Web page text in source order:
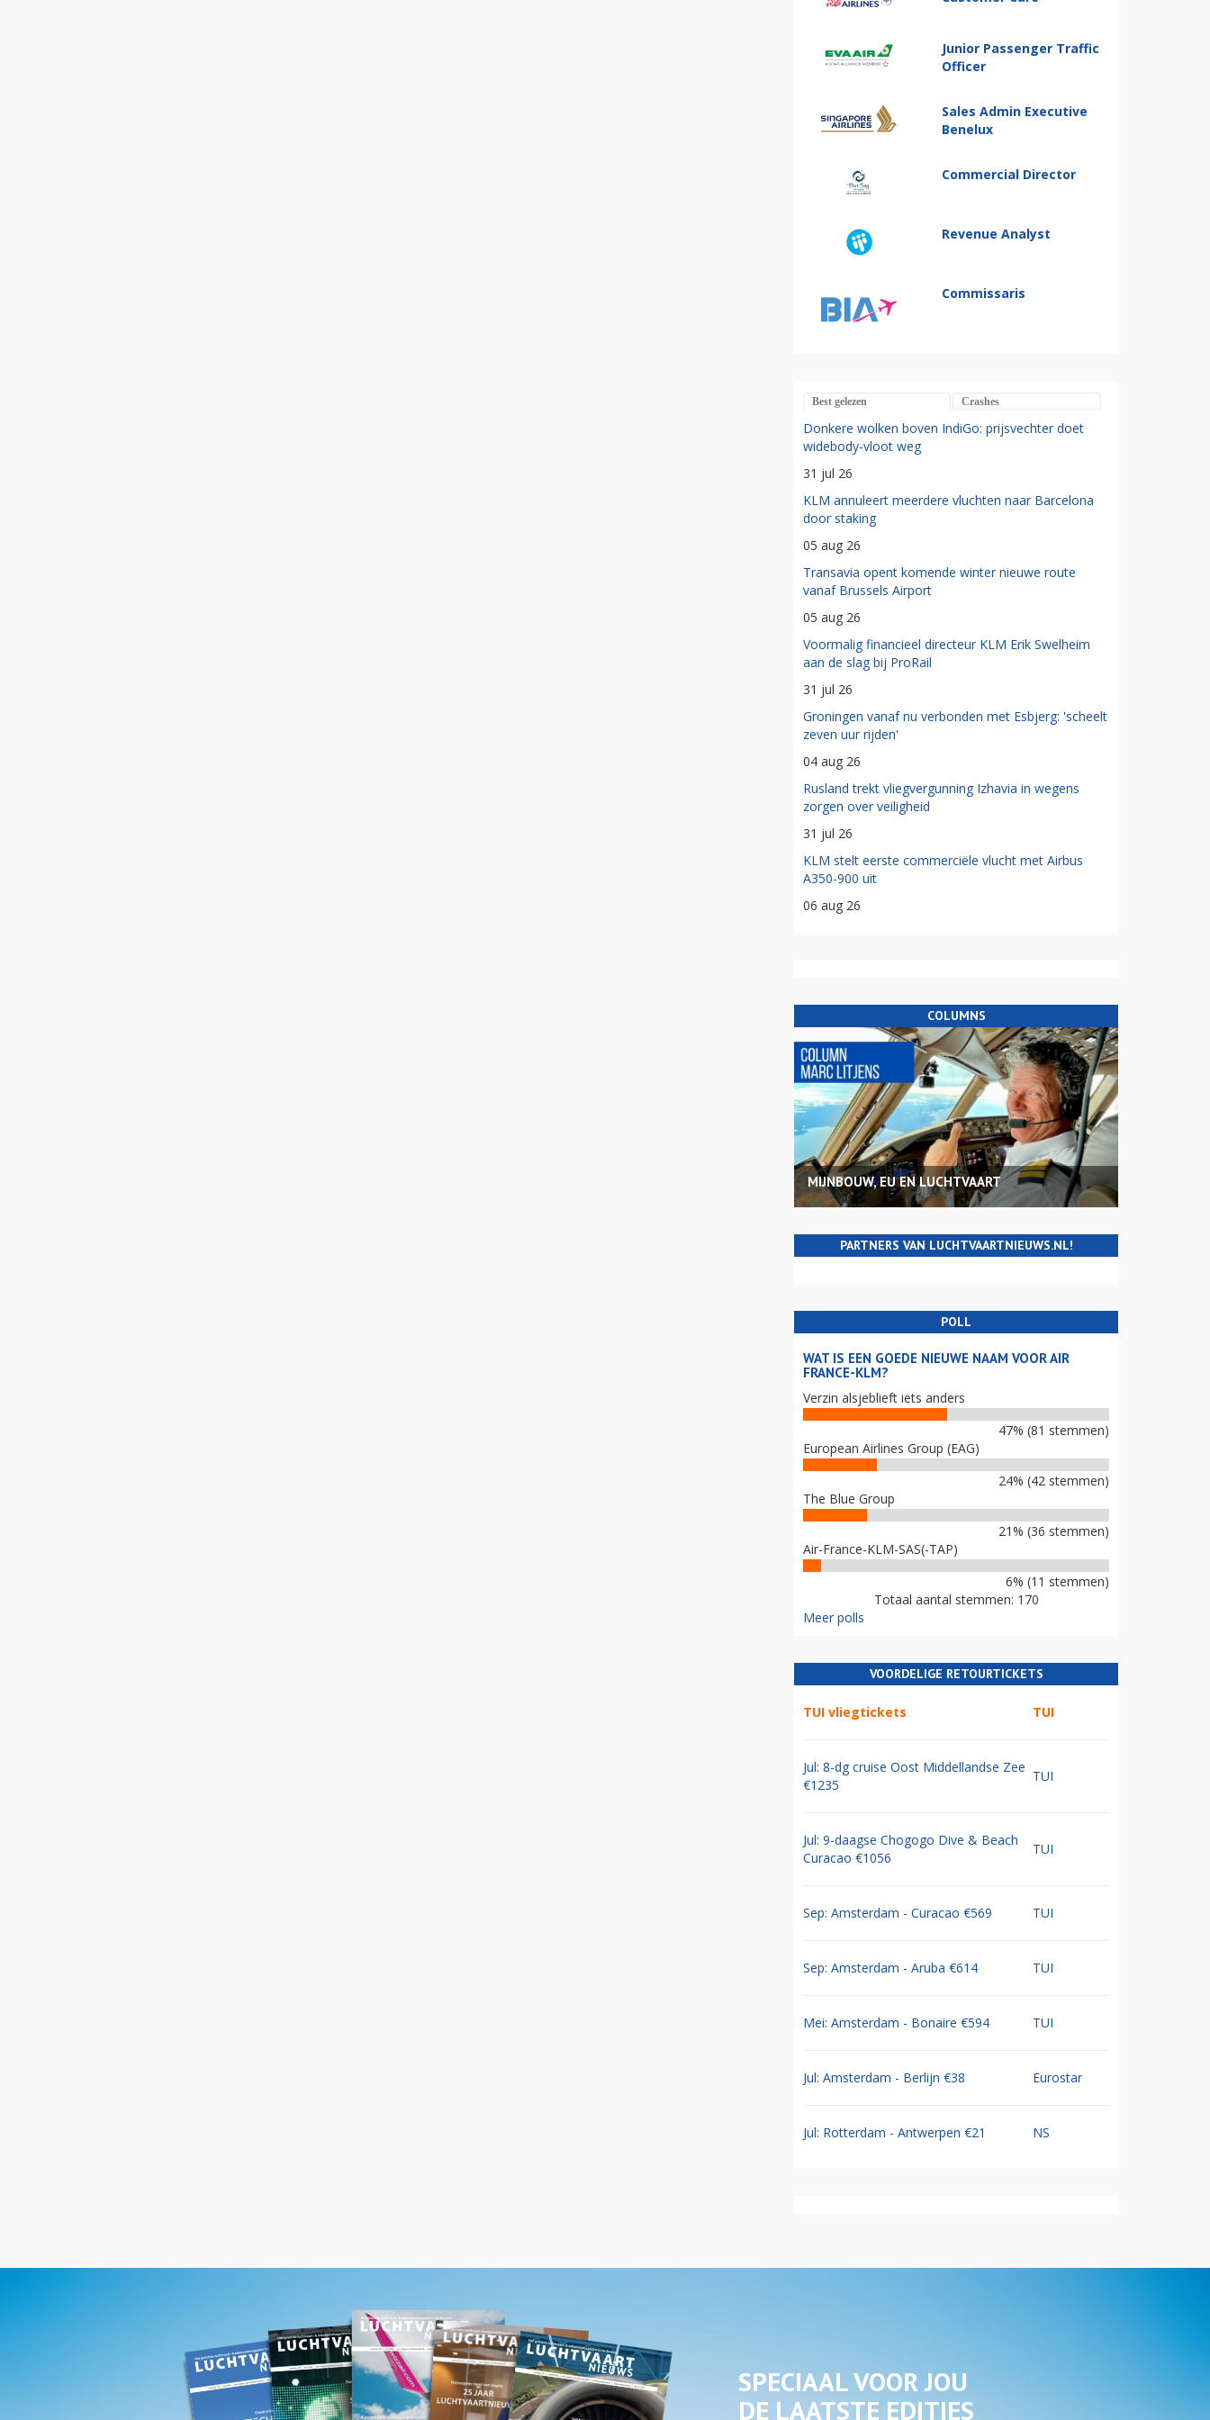
Junior Passenger Traffic
Officer
Sales Admin Executive
Benelux
Commercial Director
Revenue Analyst
Commissaris
Best gelezen Crashes
Donkere wolken boven IndiGo: prijsvechter doet
widebody-vloot weg
31 jul 26
KLM annuleert meerdere vluchten naar Barcelona
door staking
05 aug 26
Transavia opent komende winter nieuwe route
vanaf Brussels Airport
05 aug 26
Voormalig financieel directeur KLM Erik Swelheim
aan de slag bij ProRail
31 jul 26
Groningen vanaf nu verbonden met Esbjerg: 'scheelt
zeven uur rijden'
04 aug 26
Rusland trekt vliegvergunning Izhavia in wegens
zorgen over veiligheid
31 jul 26
KLM stelt eerste commerciële vlucht met Airbus
A350-900 uit
06 aug 26
COLUMNS
MIJNBOUW, EU EN LUCHTVAART
PARTNERS VAN LUCHTVAARTNIEUWS.NL!
POLL
WAT IS EEN GOEDE NIEUWE NAAM VOOR AIR
FRANCE-KLM?
Verzin alsjeblieft iets anders
47% (81 stemmen)
European Airlines Group (EAG)
24% (42 stemmen)
The Blue Group
21% (36 stemmen)
Air-France-KLM-SAS(-TAP)
6% (11 stemmen)
Totaal aantal stemmen: 170
Meer polls
VOORDELIGE RETOURTICKETS
TUI vliegtickets TUI
Jul: 8-dg cruise Oost Middellandse Zee
€1235
TUI
Jul: 9-daagse Chogogo Dive & Beach
Curacao €1056
TUI
Sep: Amsterdam - Curacao €569 TUI
Sep: Amsterdam - Aruba €614 TUI
Mei: Amsterdam - Bonaire €594 TUI
Jul: Amsterdam - Berlijn €38 Eurostar
Jul: Rotterdam - Antwerpen €21 NS
SPECIAAL VOOR JOU
DE LAATSTE EDITIES